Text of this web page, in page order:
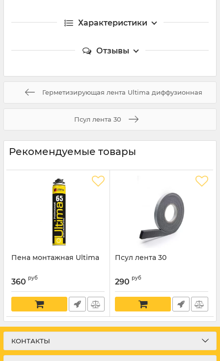
Характеристики
Отзывы
Герметизирующая лента Ultima диффузионная
Псул лента 30
Рекомендуемые товары
Пена монтажная Ultima
360 руб
Псул лента 30
290 руб
КОНТАКТЫ